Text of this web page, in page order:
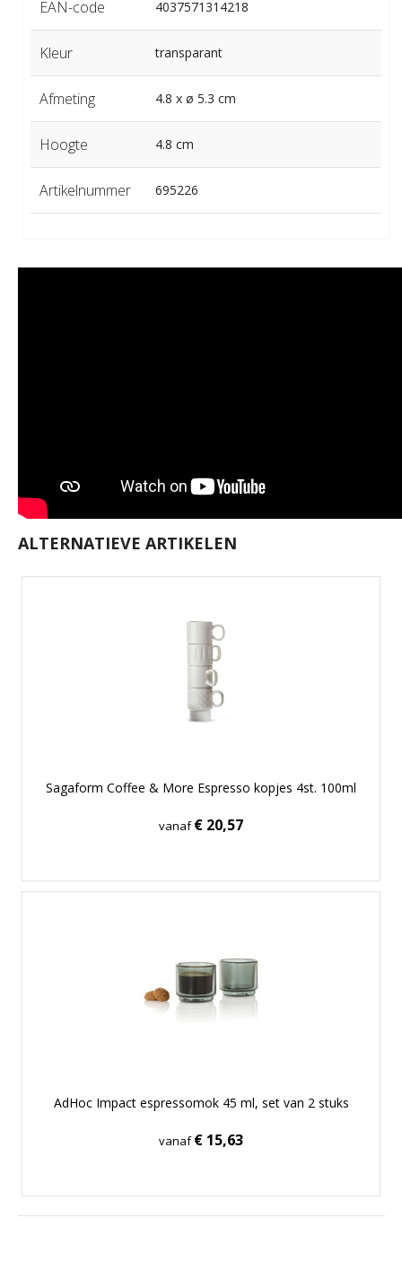
EAN-code 4037571314218
Kleur transparant
Afmeting 4.8 x ø 5.3 cm
Hoogte 4.8 cm
Artikelnummer 695226
ALTERNATIEVE ARTIKELEN
Sagaform Coffee & More Espresso kopjes 4st. 100ml
vanaf€ 20,57
AdHoc Impact espressomok 45 ml, set van 2 stuks
vanaf€ 15,63